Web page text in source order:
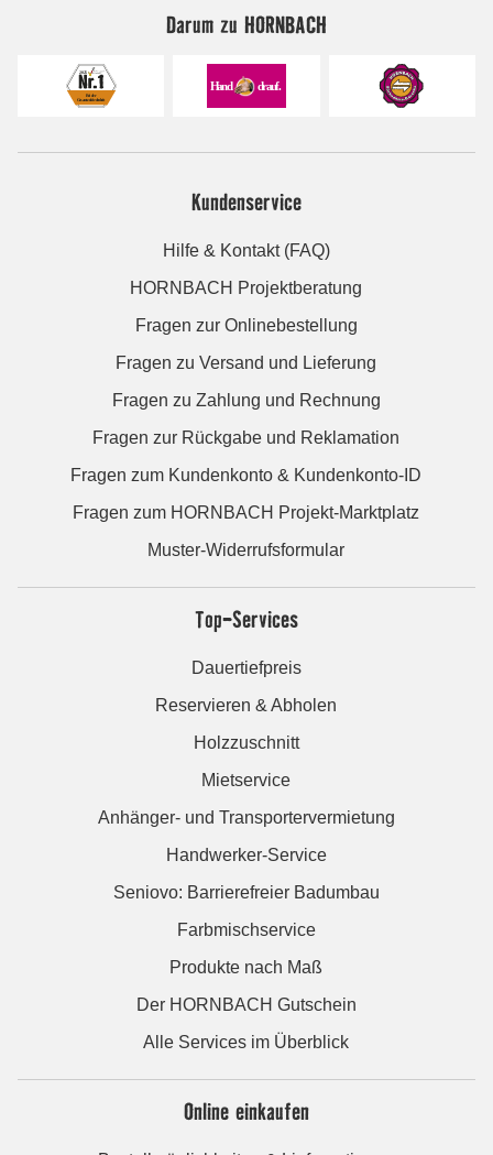
Darum zu HORNBACH
Kundenservice
Hilfe & Kontakt (FAQ)
HORNBACH Projektberatung
Fragen zur Onlinebestellung
Fragen zu Versand und Lieferung
Fragen zu Zahlung und Rechnung
Fragen zur Rückgabe und Reklamation
Fragen zum Kundenkonto & Kundenkonto-ID
Fragen zum HORNBACH Projekt-Marktplatz
Muster-Widerrufsformular
Top-Services
Dauertiefpreis
Reservieren & Abholen
Holzzuschnitt
Mietservice
Anhänger- und Transportervermietung
Handwerker-Service
Seniovo: Barrierefreier Badumbau
Farbmischservice
Produkte nach Maß
Der HORNBACH Gutschein
Alle Services im Überblick
Online einkaufen